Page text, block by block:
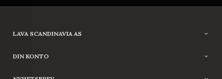
LAVA SCANDINAVIA AS
DIN KONTO